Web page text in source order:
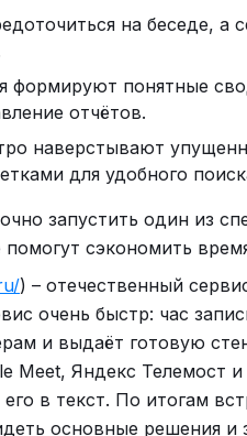
хладнокровие. В
разум.
которому
шведского
на беседе, а
формируют понятные
отчётов.
наверстывают
для удобного
запустить один из
сэкономить
) – отечественный
очень быстр: час
и выдаёт готовую
Meet, Яндекс Телемост
в текст. По итогам
основные решения и